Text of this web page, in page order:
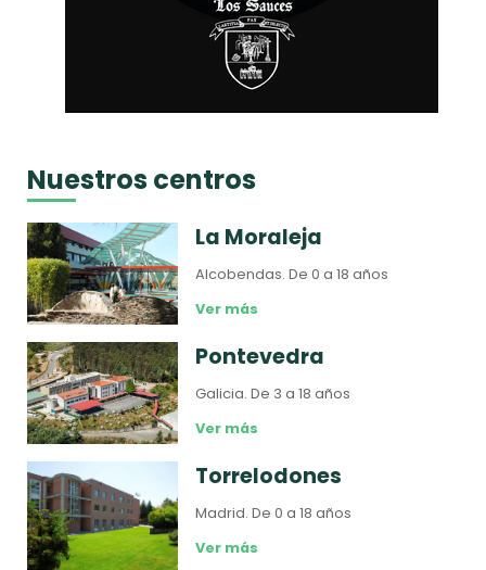
Nuestros centros
La Moraleja
Alcobendas.De 0 a 18 años
Ver más
Pontevedra
Galicia.De 3 a 18 años
Ver más
Torrelodones
Madrid.De 0 a 18 años
Ver más